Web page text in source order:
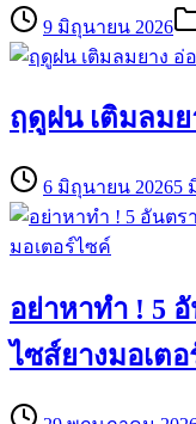
9 มิถุนายน 2026
ฤดูฝน เติมลมย
6 มิถุนายน 20265
อย่าหาทำ ! 5
ไซส์ยางมอเต